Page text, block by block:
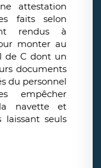
attestation
faits selon
rendus à
monter au
de C dont un
documents
du personnel
empêcher
navette et
laissant seuls